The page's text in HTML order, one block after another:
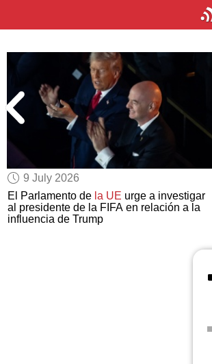
9 July 2026
El Parlamento de la UE urge a investigar
al presidente de la FIFA en relación a la
influencia de Trump